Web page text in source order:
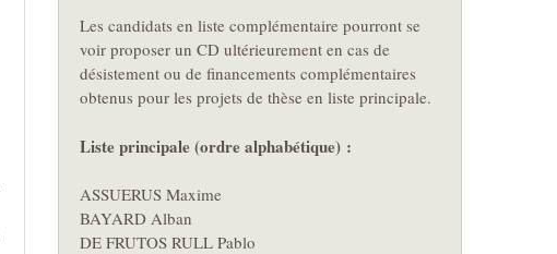
Les candidats en liste complémentaire pourront se
voir proposer un CD ultérieurement en cas de
désistement ou de financements complémentaires
obtenus pour les projets de thèse en liste principale.
Liste principale (ordre alphabétique) :
ASSUERUS Maxime
BAYARD Alban
DE FRUTOS RULL Pablo